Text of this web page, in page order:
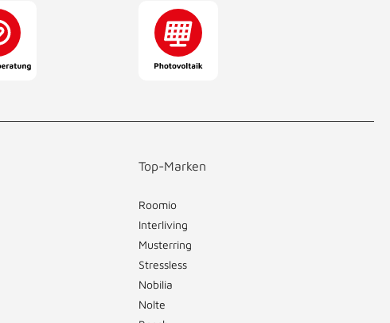
Top-Marken
Roomio
Interliving
Musterring
Stressless
Nobilia
Nolte